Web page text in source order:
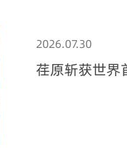
2026.07.30
荏原斩获世界